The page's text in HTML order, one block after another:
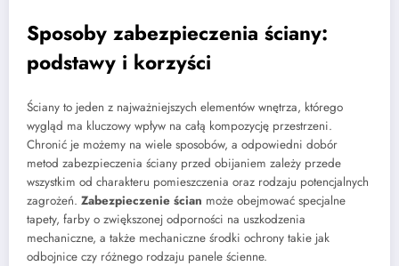
Sposoby zabezpieczenia ściany:
podstawy i korzyści
Ściany to jeden z najważniejszych elementów wnętrza, którego
wygląd ma kluczowy wpływ na całą kompozycję przestrzeni.
Chronić je możemy na wiele sposobów, a odpowiedni dobór
metod zabezpieczenia ściany przed obijaniem zależy przede
wszystkim od charakteru pomieszczenia oraz rodzaju potencjalnych
zagrożeń. Zabezpieczenie ścian może obejmować specjalne
tapety, farby o zwiększonej odporności na uszkodzenia
mechaniczne, a także mechaniczne środki ochrony takie jak
odbojnice czy różnego rodzaju panele ścienne.